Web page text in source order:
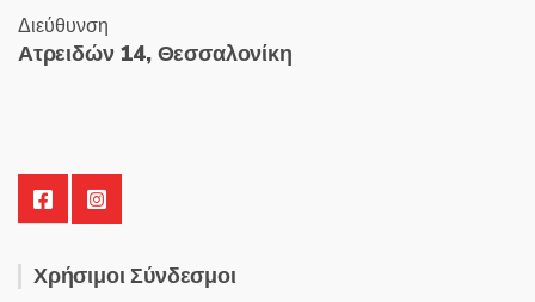
Διεύθυνση
Ατρειδών 14, Θεσσαλονίκη
Χρήσιμοι Σύνδεσμοι